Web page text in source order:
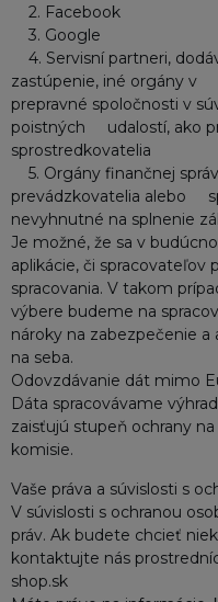
2. Facebook
3. Google
4. Servisní partneri,
zastúpenie, iné orgány v
prepravné spoločnosti v
poistných udalostí, ako
sprostredkovatelia
5. Orgány finančnej
prevádzkovatelia alebo
nevyhnutné na splnenie
Je možné, že sa v
aplikácie, či spracovateľov
spracovania. V takom
výbere budeme na
nároky na zabezpečenie a
na seba.
Odovzdávanie dát mimo
Dáta spracovávame
zaisťujú stupeň ochrany
komisie.
Vaše práva a súvislosti s
V súvislosti s ochranou
práv. Ak budete chcieť
kontaktujte nás
shop.sk